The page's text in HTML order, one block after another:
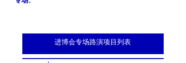
进博会专场路演项目列表